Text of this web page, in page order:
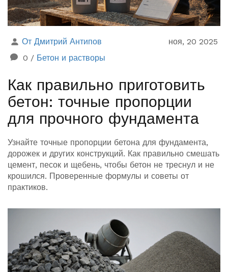
От Дмитрий Антипов
ноя, 20 2025
0 / Бетон и растворы
Как правильно приготовить
бетон: точные пропорции
для прочного фундамента
Узнайте точные пропорции бетона для фундамента,
дорожек и других конструкций. Как правильно смешать
цемент, песок и щебень, чтобы бетон не треснул и не
крошился. Проверенные формулы и советы от
практиков.